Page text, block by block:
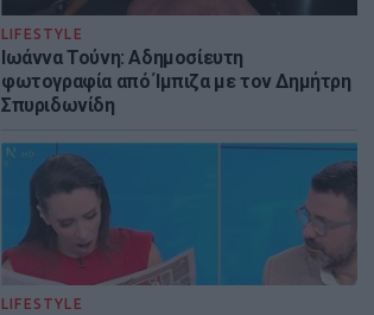
LIFESTYLE
Ιωάννα Τούνη: Αδημοσίευτη
φωτογραφία από Ίμπιζα με τον Δημήτρη
Σπυριδωνίδη
LIFESTYLE